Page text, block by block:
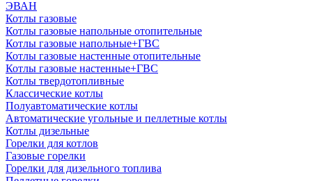
ЭВАН
Котлы газовые
Котлы газовые напольные отопительные
Котлы газовые напольные+ГВС
Котлы газовые настенные отопительные
Котлы газовые настенные+ГВС
Котлы твердотопливные
Классические котлы
Полуавтоматические котлы
Автоматические угольные и пеллетные котлы
Котлы дизельные
Горелки для котлов
Газовые горелки
Горелки для дизельного топлива